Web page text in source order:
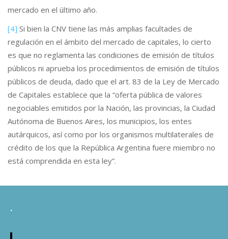
mercado en el último año.
[4] Si bien la CNV tiene las más amplias facultades de
regulación en el ámbito del mercado de capitales, lo cierto
es que no reglamenta las condiciones de emisión de títulos
públicos ni aprueba los procedimientos de emisión de títulos
públicos de deuda, dado que el art. 83 de la Ley de Mercado
de Capitales establece que la “oferta pública de valores
negociables emitidos por la Nación, las provincias, la Ciudad
Autónoma de Buenos Aires, los municipios, los entes
autárquicos, así como por los organismos multilaterales de
crédito de los que la República Argentina fuere miembro no
está comprendida en esta ley”.
.